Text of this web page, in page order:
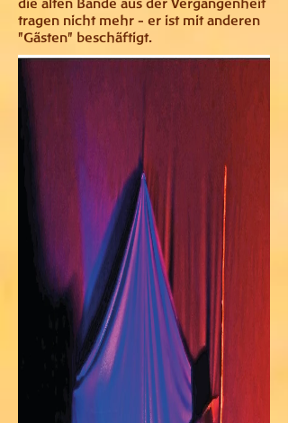
die alten Bande aus der Vergangenheit
tragen nicht mehr - er ist mit anderen
"Gästen" beschäftigt.